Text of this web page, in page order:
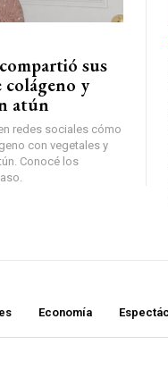
sus
colágeno y
atún
redes sociales cómo
con vegetales y
Conocé los
Economía